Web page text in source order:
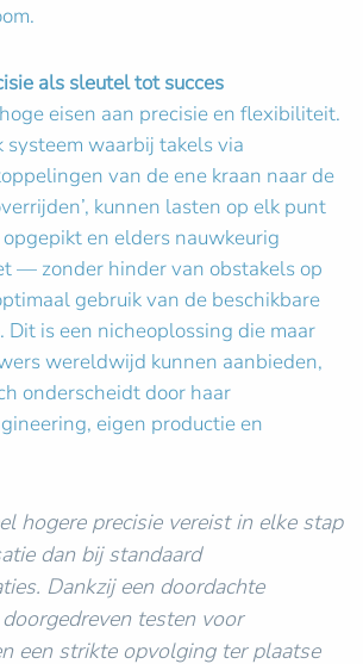
als sleutel tot succes
eisen aan precisie en flexibiliteit.
systeem waarbij takels via
van de ene kraan naar de
kunnen lasten op elk punt
en elders nauwkeurig
— zonder hinder van obstakels op
gebruik van de beschikbare
Dit is een nicheoplossing die maar
wereldwijd kunnen aanbieden,
onderscheidt door haar
eigen productie en
hogere precisie vereist in elke stap
dan bij standaard
Dankzij een doordachte
testen voor
een strikte opvolging ter plaatse